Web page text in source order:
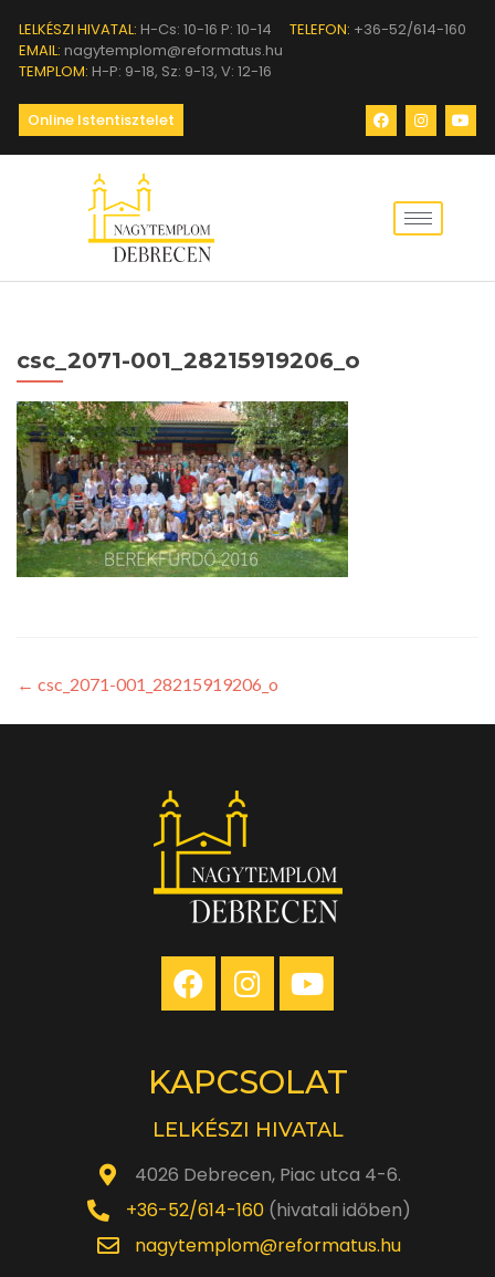
LELKÉSZI HIVATAL: H-Cs: 10-16 P: 10-14 TELEFON: +36-52/614-160
EMAIL: nagytemplom@reformatus.hu
TEMPLOM: H-P: 9-18, Sz: 9-13, V: 12-16
Online Istentisztelet
csc_2071-001_28215919206_o
← csc_2071-001_28215919206_o
KAPCSOLAT
LELKÉSZI HIVATAL
4026 Debrecen, Piac utca 4-6.
+36-52/614-160(hivatali időben)
nagytemplom@reformatus.hu